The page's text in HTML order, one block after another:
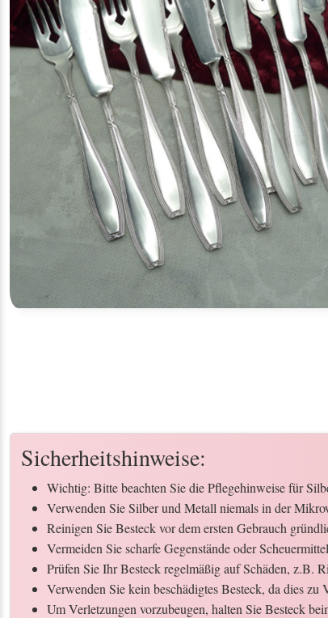
Sicherheitshinweise:
Wichtig: Bitte beachten Sie die Pflegehinweise für
Verwenden Sie Silber und Metall niemals in der
Reinigen Sie Besteck vor dem ersten Gebrauch
Vermeiden Sie scharfe Gegenstände oder
Prüfen Sie Ihr Besteck regelmäßig auf Schäden, z.B.
Verwenden Sie kein beschädigtes Besteck, da dies zu
Um Verletzungen vorzubeugen, halten Sie Besteck